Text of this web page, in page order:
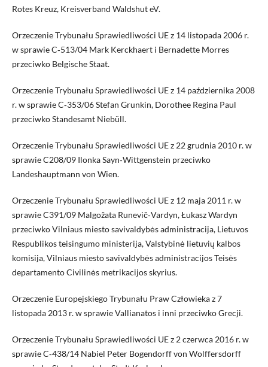
Rotes Kreuz, Kreisverband Waldshut eV.
Orzeczenie Trybunału Sprawiedliwości UE z 14 listopada 2006 r.
w sprawie C‑513/04 Mark Kerckhaert i Bernadette Morres
przeciwko Belgische Staat.
Orzeczenie Trybunału Sprawiedliwości UE z 14 października 2008
r. w sprawie C‑353/06 Stefan Grunkin, Dorothee Regina Paul
przeciwko Standesamt Niebüll.
Orzeczenie Trybunału Sprawiedliwości UE z 22 grudnia 2010 r. w
sprawie C208/09 Ilonka Sayn‑Wittgenstein przeciwko
Landeshauptmann von Wien.
Orzeczenie Trybunału Sprawiedliwości UE z 12 maja 2011 r. w
sprawie C391/09 Malgožata Runevič‑Vardyn, Łukasz Wardyn
przeciwko Vilniaus miesto savivaldybės administracija, Lietuvos
Respublikos teisingumo ministerija, Valstybinė lietuvių kalbos
komisija, Vilniaus miesto savivaldybės administracijos Teisės
departamento Civilinės metrikacijos skyrius.
Orzeczenie Europejskiego Trybunału Praw Człowieka z 7
listopada 2013 r. w sprawie Vallianatos i inni przeciwko Grecji.
Orzeczenie Trybunału Sprawiedliwości UE z 2 czerwca 2016 r. w
sprawie C‑438/14 Nabiel Peter Bogendorff von Wolffersdorff